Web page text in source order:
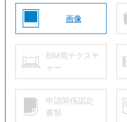
画像
BIM用テクスチ
ャー
申請関係認定
書類